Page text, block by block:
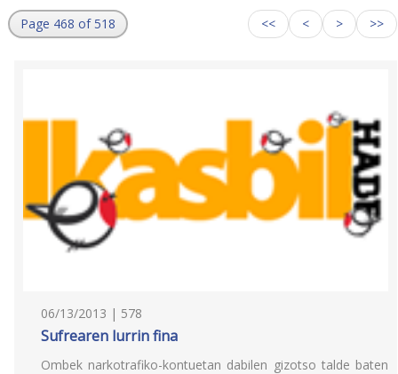
Page 468 of 518 << < > >>
06/13/2013 | 578
Sufrearen lurrin fina
Ombek narkotrafiko-kontuetan dabilen gizotso talde baten